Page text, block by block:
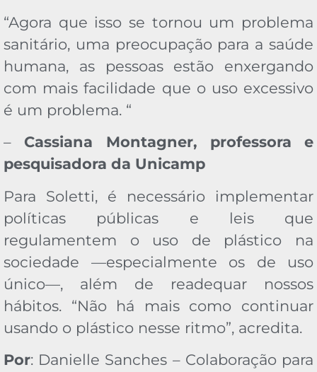
“Agora que isso se tornou um problema
sanitário, uma preocupação para a saúde
humana, as pessoas estão enxergando
com mais facilidade que o uso excessivo
é um problema. “
– Cassiana Montagner, professora e
pesquisadora da Unicamp
Para Soletti, é necessário implementar
políticas públicas e leis que
regulamentem o uso de plástico na
sociedade —especialmente os de uso
único—, além de readequar nossos
hábitos. “Não há mais como continuar
usando o plástico nesse ritmo”, acredita.
Por: Danielle Sanches – Colaboração para